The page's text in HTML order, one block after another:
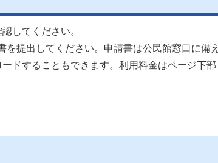
してください。
提出してください。申請書は公民館窓口に備え
ドすることもできます。利用料金はページ下部